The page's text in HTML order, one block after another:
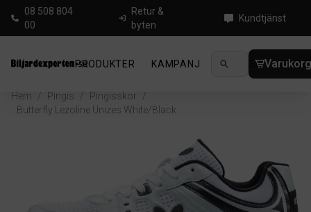
08 508 804
00
Retur &
byten
Kundtjänst
PRODUKTER KAMPANJ NYHETER
Hem / Pingis / Pingisskor
/
Butterfly Lezoline Unizes White/Black